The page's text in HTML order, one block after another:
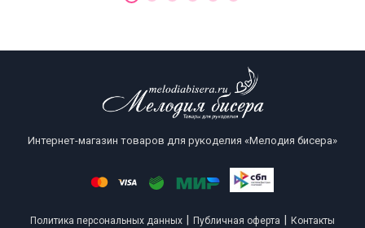
Интернет-магазин товаров для рукоделия «Мелодия бисера»
Политика персональных данных Публичная оферта Контакты